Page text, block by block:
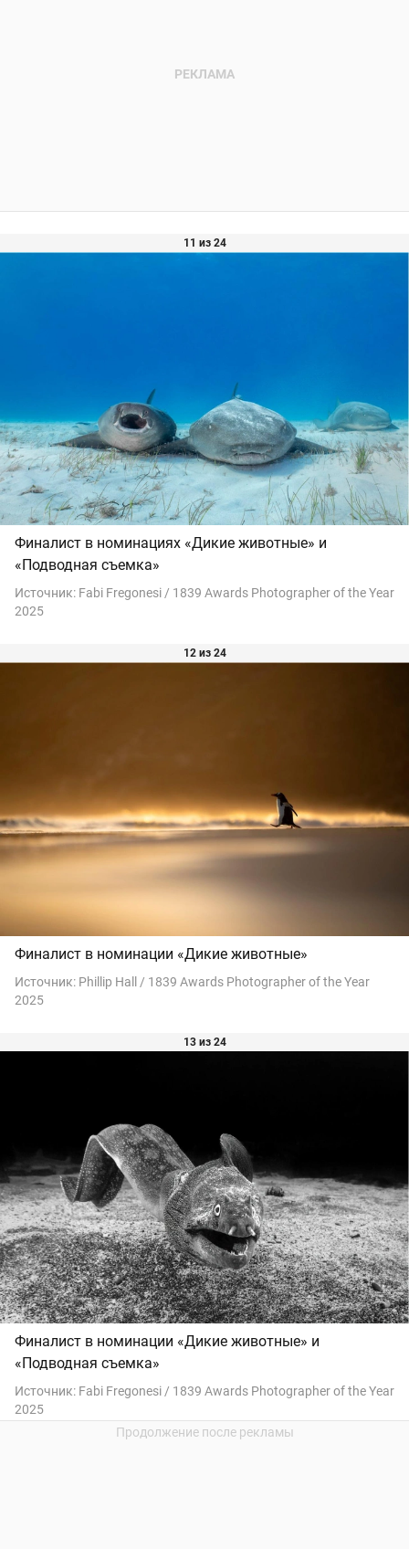
11 из 24
Финалист в номинациях «Дикие животные» и
«Подводная съемка»
Источник: Fabi Fregonesi / 1839 Awards Photographer of the Year
2025
12 из 24
Финалист в номинации «Дикие животные»
Источник: Phillip Hall / 1839 Awards Photographer of the Year
2025
13 из 24
Финалист в номинации «Дикие животные» и
«Подводная съемка»
Источник: Fabi Fregonesi / 1839 Awards Photographer of the Year
2025